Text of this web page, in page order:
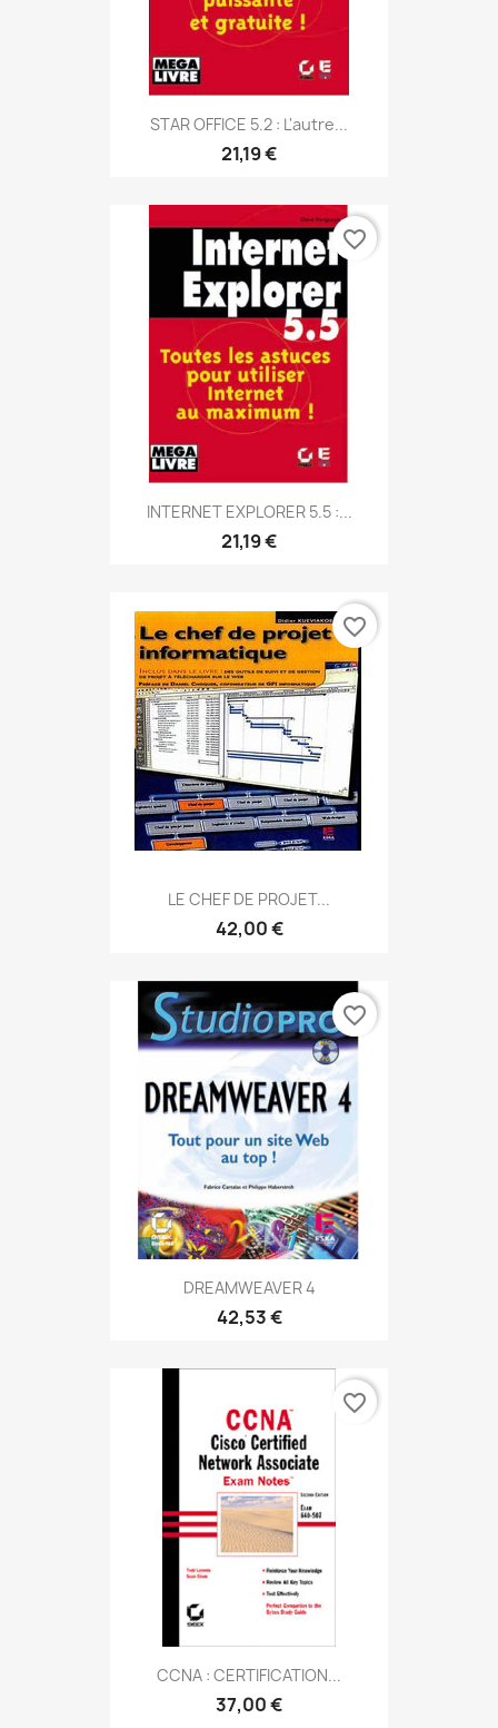
STAR OFFICE 5.2 : L'autre...
21,19 €
INTERNET EXPLORER 5.5 :...
21,19 €
favorite_border
LE CHEF DE PROJET...
42,00 €
favorite_border
DREAMWEAVER 4
42,53 €
favorite_border
CCNA : CERTIFICATION...
37,00 €
favorite_border